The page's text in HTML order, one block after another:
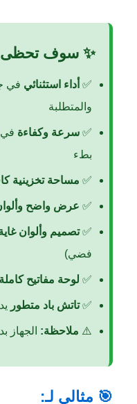
✨ سوف تحظى
✅ أداء استثنائي في
والمتطلبة
✅ سرعة وكفاءة في
بطء
✅ مساحة تخزينية
✅ عرض واضح
✅تصميم وألوان
فضي)
✅ لوحة مفاتيح كاملة
✅تاتش باد متطور
⚠️ ملاحظة:
🎯 مثالي لـ: